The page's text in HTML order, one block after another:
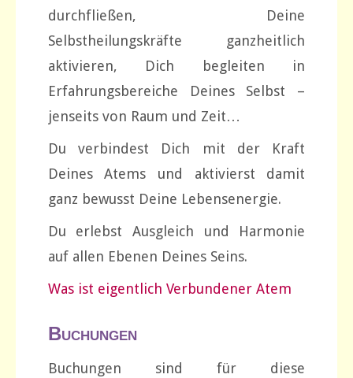
durchfließen, Deine
Selbstheilungskräfte ganzheitlich
aktivieren, Dich begleiten in
Erfahrungsbereiche Deines Selbst –
jenseits von Raum und Zeit…
Du verbindest Dich mit der Kraft
Deines Atems und aktivierst damit
ganz bewusst Deine Lebensenergie.
Du erlebst Ausgleich und Harmonie
auf allen Ebenen Deines Seins.
Was ist eigentlich Verbundener Atem
Buchungen
Buchungen sind für diese